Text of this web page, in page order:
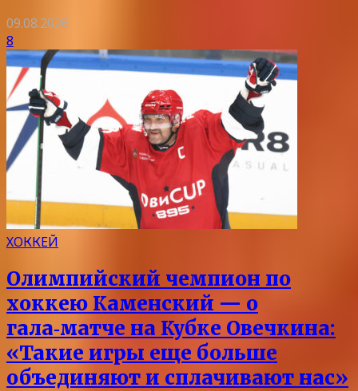
09.08.2026
8
ХОККЕЙ
Олимпийский чемпион по
хоккею Каменский — о
гала‑матче на Кубке Овечкина:
«Такие игры еще больше
объединяют и сплачивают нас»